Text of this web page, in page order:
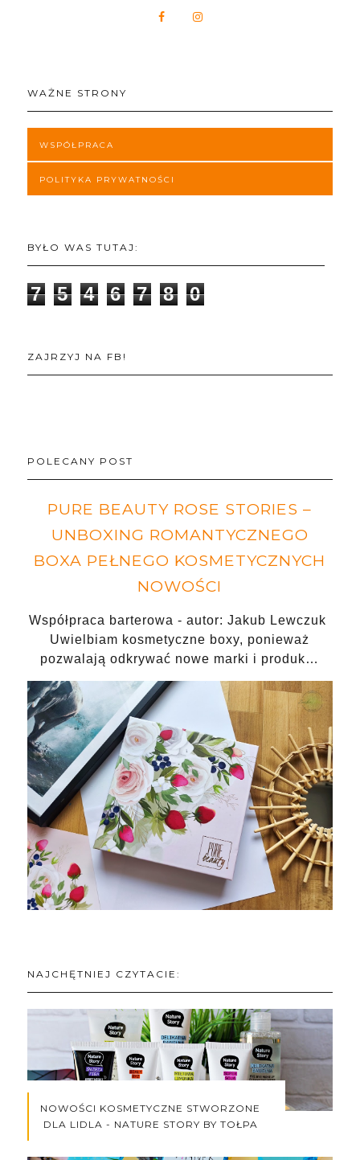
WAŻNE STRONY
WSPÓŁPRACA
POLITYKA PRYWATNOŚCI
BYŁO WAS TUTAJ:
7 5 4 6 7 8 0
ZAJRZYJ NA FB!
POLECANY POST
PURE BEAUTY ROSE STORIES –
UNBOXING ROMANTYCZNEGO
BOXA PEŁNEGO KOSMETYCZNYCH
NOWOŚCI
Współpraca barterowa - autor: Jakub Lewczuk
Uwielbiam kosmetyczne boxy, ponieważ
pozwalają odkrywać nowe marki i produk…
NAJCHĘTNIEJ CZYTACIE:
NOWOŚCI KOSMETYCZNE STWORZONE
DLA LIDLA - NATURE STORY BY TOŁPA